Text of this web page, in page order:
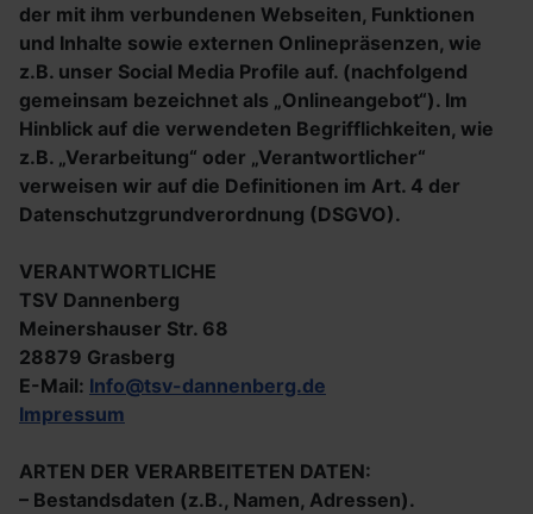
der mit ihm verbundenen Webseiten, Funktionen
und Inhalte sowie externen Onlinepräsenzen, wie
z.B. unser Social Media Profile auf. (nachfolgend
gemeinsam bezeichnet als „Onlineangebot“). Im
Hinblick auf die verwendeten Begrifflichkeiten, wie
z.B. „Verarbeitung“ oder „Verantwortlicher“
verweisen wir auf die Definitionen im Art. 4 der
Datenschutzgrundverordnung (DSGVO).
VERANTWORTLICHE
TSV Dannenberg
Meinershauser Str. 68
28879 Grasberg
E-Mail: Info@tsv-dannenberg.de
Impressum
ARTEN DER VERARBEITETEN DATEN:
– Bestandsdaten (z.B., Namen, Adressen).